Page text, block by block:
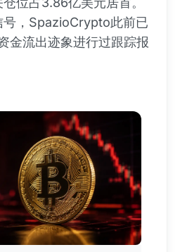
号，SpazioCrypto此前已
金流出迹象进行过跟踪报